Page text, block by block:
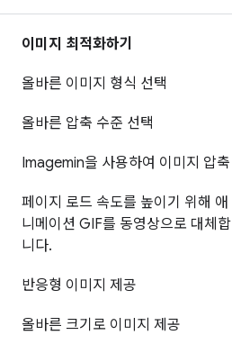
이미지 최적화하기
올바른 이미지 형식 선택
올바른 압축 수준 선택
Imagemin을 사용하여 이미지 압축
페이지 로드 속도를 높이기 위해 애
니메이션 GIF를 동영상으로 대체합
니다.
반응형 이미지 제공
올바른 크기로 이미지 제공